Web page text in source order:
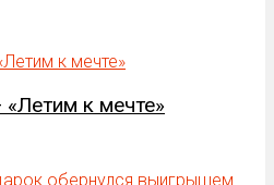
к мечте»